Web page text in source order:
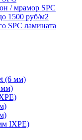
/ мрамор SPC
1500 руб/м2
SPC ламината
(6 мм)
мм)
IXPE)